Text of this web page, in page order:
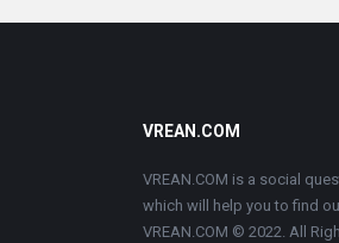
Footer
VREAN.COM
VREAN.COM is a social
which will help you to find
VREAN.COM © 2022. All